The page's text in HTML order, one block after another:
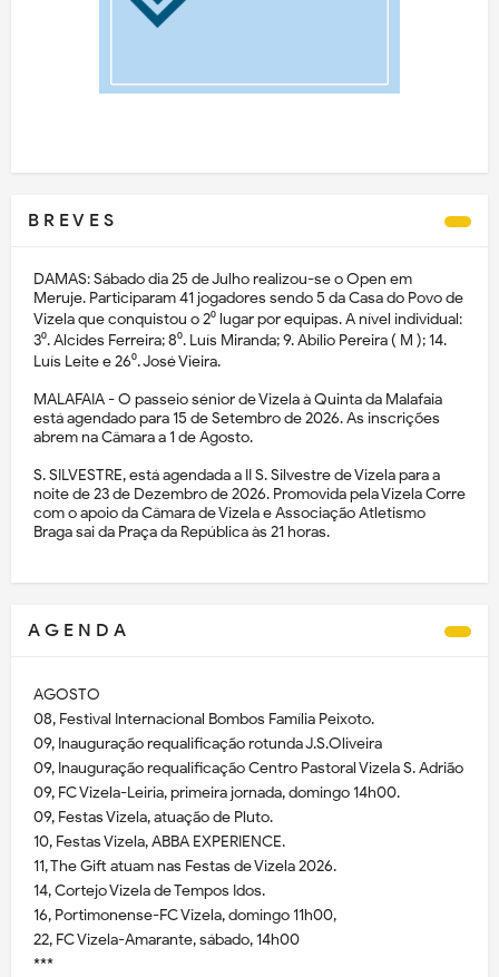
B R E V E S
DAMAS: Sábado dia 25 de Julho realizou-se o Open em
Meruje. Participaram 41 jogadores sendo 5 da Casa do Povo de
Vizela que conquistou o 2⁰ lugar por equipas. A nível individual:
3⁰. Alcides Ferreira; 8⁰. Luís Miranda; 9. Abílio Pereira ( M ); 14.
Luís Leite e 26⁰. José Vieira.
MALAFAIA - O passeio sénior de Vizela à Quinta da Malafaia
está agendado para 15 de Setembro de 2026. As inscrições
abrem na Câmara a 1 de Agosto.
S. SILVESTRE, está agendada a II S. Silvestre de Vizela para a
noite de 23 de Dezembro de 2026. Promovida pela Vizela Corre
com o apoio da Câmara de Vizela e Associação Atletismo
Braga sai da Praça da República às 21 horas.
A G E N D A
AGOSTO
08, Festival Internacional Bombos Família Peixoto.
09, Inauguração requalificação rotunda J.S.Oliveira
09, Inauguração requalificação Centro Pastoral Vizela S. Adrião
09, FC Vizela-Leiria, primeira jornada, domingo 14h00.
09, Festas Vizela, atuação de Pluto.
10, Festas Vizela, ABBA EXPERIENCE.
11, The Gift atuam nas Festas de Vizela 2026.
14, Cortejo Vizela de Tempos Idos.
16, Portimonense-FC Vizela, domingo 11h00,
22, FC Vizela-Amarante, sábado, 14h00
***